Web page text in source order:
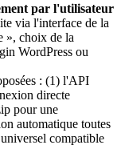
par l'utilisateur
via l'interface de la
», choix de la
WordPress ou
: (1) l'API
directe
pour une
automatique toutes
compatible